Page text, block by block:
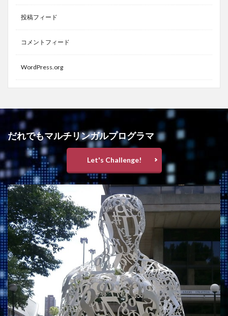
投稿フィード
コメントフィード
WordPress.org
だれでもマルチリンガルプログラマ
Let's Challenge!